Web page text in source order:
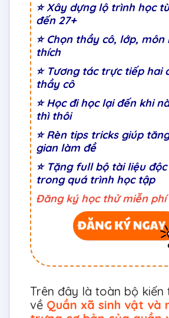
⭐Xây dựng lộ trình học
đến 27+
⭐ Chọn thầy cô, lớp, môn
thích
⭐ Tương tác trực tiếp hai
thầy cô
⭐ Học đi học lại đến khi
thì thôi
⭐ Rèn tips tricks giúp
gian làm đề
⭐ Tặng full bộ tài liệu
trong quá trình học tập
Đăng ký học thử miễn phí
Trên đây là toàn bộ kiến
về Quần xã sinh vật và